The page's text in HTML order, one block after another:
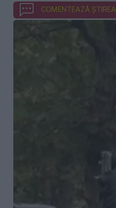
COMENTEAZĂ ȘTIREA